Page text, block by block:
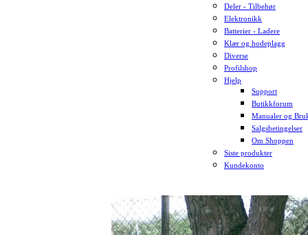
Deler - Tilbehør
Elektronikk
Batterier - Ladere
Klær og hodeplagg
Diverse
Profilshop
Hjelp
Support
Butikkforum
Manualer og
Salgsbetingelser
Om Shoppen
Siste produkter
Kundekonto